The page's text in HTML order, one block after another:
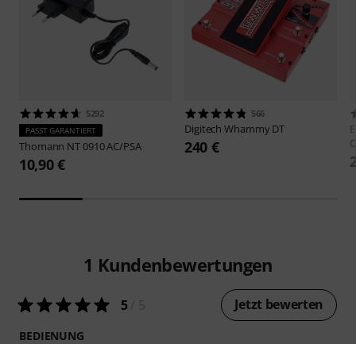
5292
PASST GARANTIERT
Thomann NT 0910 AC/PSA
10,90 €
566
DigitechWhammy DT
240 €
1 Kundenbewertungen
5/ 5 Jetzt bewerten
BEDIENUNG